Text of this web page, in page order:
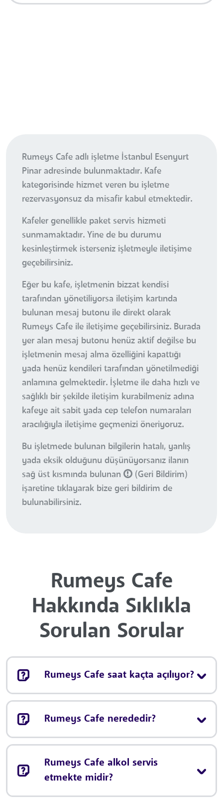
Rumeys Cafe adlı işletme İstanbul Esenyurt
Pinar adresinde bulunmaktadır. Kafe
kategorisinde hizmet veren bu işletme
rezervasyonsuz da misafir kabul etmektedir.
Kafeler genellikle paket servis hizmeti
sunmamaktadır. Yine de bu durumu
kesinleştirmek isterseniz işletmeyle iletişime
geçebilirsiniz.
Eğer bu kafe, işletmenin bizzat kendisi
tarafından yönetiliyorsa iletişim kartında
bulunan mesaj butonu ile direkt olarak
Rumeys Cafe ile iletişime geçebilirsiniz. Burada
yer alan mesaj butonu henüz aktif değilse bu
işletmenin mesaj alma özelliğini kapattığı
yada henüz kendileri tarafından yönetilmediği
anlamına gelmektedir. İşletme ile daha hızlı ve
sağlıklı bir şekilde iletişim kurabilmeniz adına
kafeye ait sabit yada cep telefon numaraları
aracılığıyla iletişime geçmenizi öneriyoruz.
Bu işletmede bulunan bilgilerin hatalı, yanlış
yada eksik olduğunu düşünüyorsanız ilanın
sağ üst kısmında bulunan
(Geri Bildirim)
işaretine tıklayarak bize geri bildirim de
bulunabilirsiniz.
Rumeys Cafe
Hakkında Sıklıkla
Sorulan Sorular
Rumeys Cafe saat kaçta açılıyor?
Rumeys Cafe nerededir?
Rumeys Cafe alkol servis
etmekte midir?